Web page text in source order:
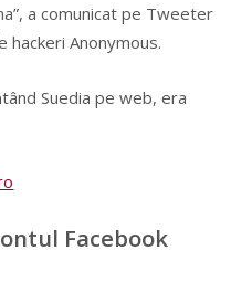
a comunicat pe Tweeter
hackeri Anonymous.
Suedia pe web, era
Facebook